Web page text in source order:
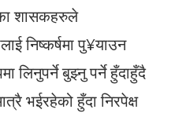
शासकहरुले
निष्कर्षमा पु¥याउन
लिनुपर्ने बुझ्नु पर्ने हुँदाहुँदै
भईरहेको हुँदा निरपेक्ष